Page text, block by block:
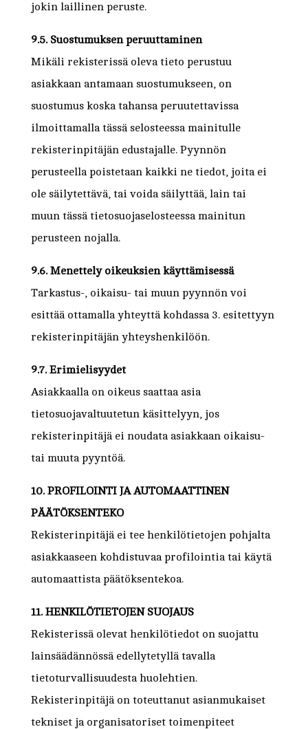
jokin laillinen peruste.
9.5. Suostumuksen peruuttaminen
Mikäli rekisterissä oleva tieto perustuu
asiakkaan antamaan suostumukseen, on
suostumus koska tahansa peruutettavissa
ilmoittamalla tässä selosteessa mainitulle
rekisterinpitäjän edustajalle. Pyynnön
perusteella poistetaan kaikki ne tiedot, joita ei
ole säilytettävä, tai voida säilyttää, lain tai
muun tässä tietosuojaselosteessa mainitun
perusteen nojalla.
9.6. Menettely oikeuksien käyttämisessä
Tarkastus-, oikaisu- tai muun pyynnön voi
esittää ottamalla yhteyttä kohdassa 3. esitettyyn
rekisterinpitäjän yhteyshenkilöön.
9.7. Erimielisyydet
Asiakkaalla on oikeus saattaa asia
tietosuojavaltuutetun käsittelyyn, jos
rekisterinpitäjä ei noudata asiakkaan oikaisu-
tai muuta pyyntöä.
10. PROFILOINTI JA AUTOMAATTINEN
PÄÄTÖKSENTEKO
Rekisterinpitäjä ei tee henkilötietojen pohjalta
asiakkaaseen kohdistuvaa profilointia tai käytä
automaattista päätöksentekoa.
11. HENKILÖTIETOJEN SUOJAUS
Rekisterissä olevat henkilötiedot on suojattu
lainsäädännössä edellytetyllä tavalla
tietoturvallisuudesta huolehtien.
Rekisterinpitäjä on toteuttanut asianmukaiset
tekniset ja organisatoriset toimenpiteet